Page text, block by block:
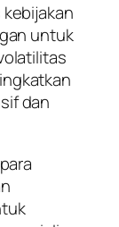
untuk
dan